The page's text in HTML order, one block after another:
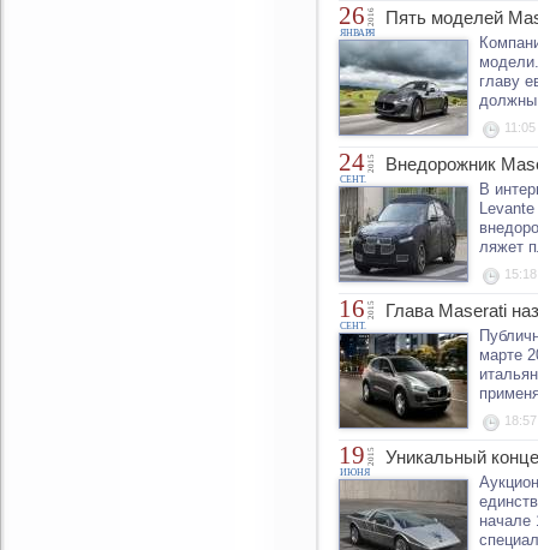
26
ЯНВАРЯ
2016 Пять моделей
главу
должны
11:05
24
СЕНТ.
2015 Внедорожник
В
ляжет
15:18
16
СЕНТ.
2015 Глава Maserati
марте
18:57
19
ИЮНЯ
2015 Уникальный
начале